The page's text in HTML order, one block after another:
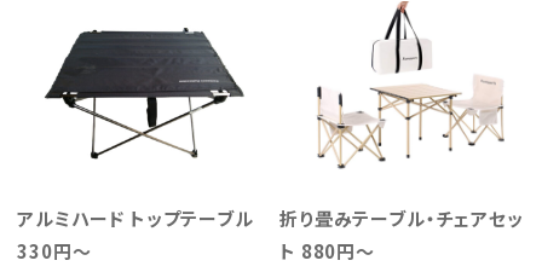
アルミハード トップテーブル
330円～
折り畳みテーブル・チェアセッ
ト 880円～